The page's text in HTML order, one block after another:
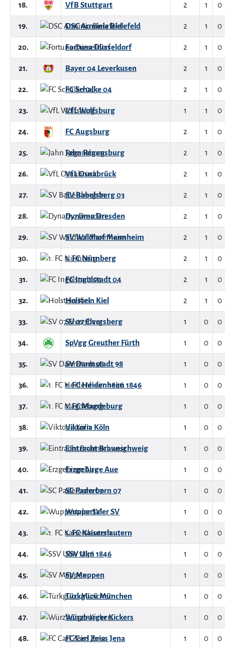
18. VfB Stuttgart 2 1 0
19. DSC Arminia Bielefeld 2 1 0
20. Fortuna Düsseldorf 2 1 0
21. Bayer 04 Leverkusen 2 1 0
22. FC Schalke 04 2 1 0
23. VfL Wolfsburg 1 1 0
24. FC Augsburg 2 1 0
25. Jahn Regensburg 2 1 0
26. VfL Osnabrück 2 1 0
27. SV Babelsberg 03 2 1 0
28. Dynamo Dresden 2 1 0
29. SV Waldhof Mannheim 2 1 0
30. 1. FC Nürnberg 2 1 0
31. FC Ingolstadt 04 2 1 0
32. Holstein Kiel 2 1 0
33. SV 07 Elversberg 1 0 0
34. SpVgg Greuther Fürth 1 0 0
35. SV Darmstadt 98 1 0 0
36. 1. FC Heidenheim 1846 1 0 0
37. 1. FC Magdeburg 1 0 0
38. Viktoria Köln 1 0 0
39. Eintracht Braunschweig 1 0 0
40. Erzgebirge Aue 1 0 0
41. SC Paderborn 07 1 0 0
42. Wuppertaler SV 1 0 0
43. 1. FC Kaiserslautern 1 0 0
44. SSV Ulm 1846 1 0 0
45. SV Meppen 1 0 0
46. Türkgücü München 1 0 0
47. Würzburger Kickers 1 0 0
48. FC Carl Zeiss Jena 1 0 0